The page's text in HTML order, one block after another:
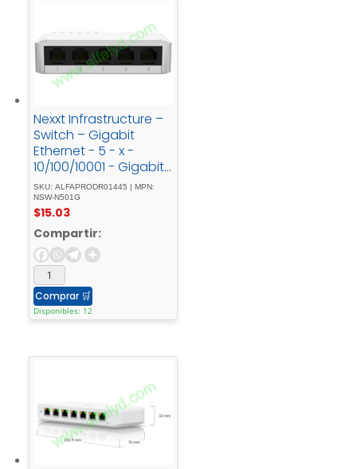
Nexxt Infrastructure –
Switch – Gigabit
Ethernet - 5 - x -
10/100/10001 - Gigabit
- EthernetEssential -
Naxos - 501-G -
110/220V
SKU: ALFAPRODR01445 | MPN:
NSW-N501G
$15.03
Compartir:
Comprar 🛒
Disponibles: 12